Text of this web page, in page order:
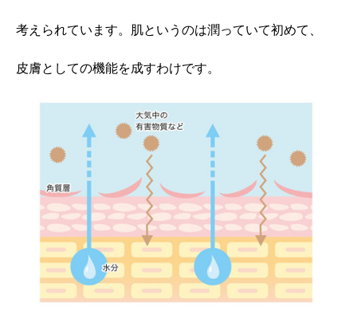
考えられています。肌というのは潤っていて初めて、
皮膚としての機能を成すわけです。